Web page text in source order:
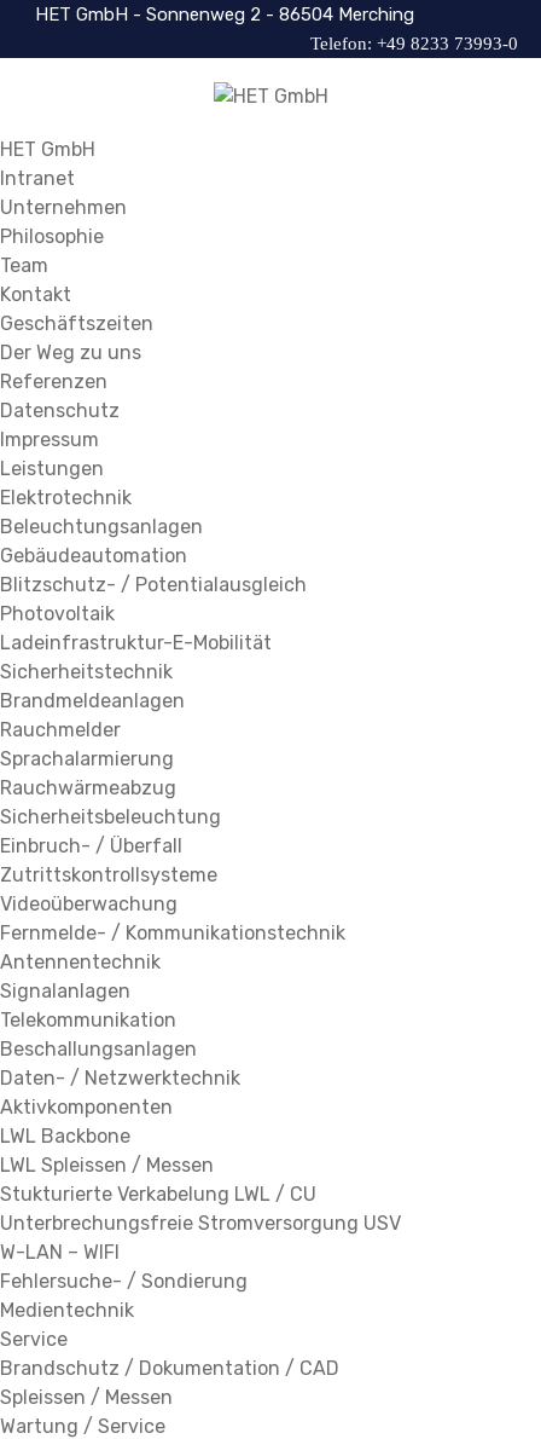
HET GmbH - Sonnenweg 2 - 86504 Merching
Telefon: +49 8233 73993-0
HET GmbH
Intranet
Unternehmen
Philosophie
Team
Kontakt
Geschäftszeiten
Der Weg zu uns
Referenzen
Datenschutz
Impressum
Leistungen
Elektrotechnik
Beleuchtungsanlagen
Gebäudeautomation
Blitzschutz- / Potentialausgleich
Photovoltaik
Ladeinfrastruktur-E-Mobilität
Sicherheitstechnik
Brandmeldeanlagen
Rauchmelder
Sprachalarmierung
Rauchwärmeabzug
Sicherheitsbeleuchtung
Einbruch- / Überfall
Zutrittskontrollsysteme
Videoüberwachung
Fernmelde- / Kommunikationstechnik
Antennentechnik
Signalanlagen
Telekommunikation
Beschallungsanlagen
Daten- / Netzwerktechnik
Aktivkomponenten
LWL Backbone
LWL Spleissen / Messen
Stukturierte Verkabelung LWL / CU
Unterbrechungsfreie Stromversorgung USV
W-LAN – WIFI
Fehlersuche- / Sondierung
Medientechnik
Service
Brandschutz / Dokumentation / CAD
Spleissen / Messen
Wartung / Service